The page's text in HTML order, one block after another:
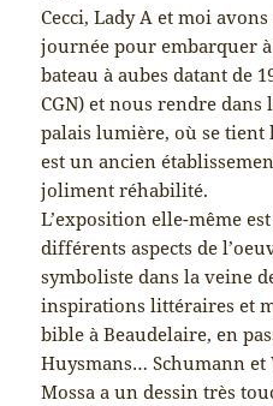
Cecci, Lady A et moi
journée pour embarquer
bateau à aubes datant de
CGN) et nous rendre
palais lumière, où se tient
est un ancien
joliment réhabilité.
L’exposition elle-même
différents aspects de
symboliste dans la veine
inspirations littéraires et
bible à Beaudelaire, en
Huysmans… Schumann
Mossa a un dessin très